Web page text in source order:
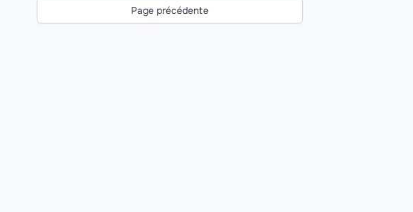
Page précédente